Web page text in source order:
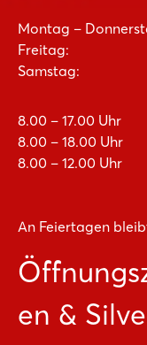
Montag –
Freitag:
Samstag:
8.00 – 17.00 Uhr
8.00 – 18.00 Uhr
8.00 – 12.00 Uhr
An Feiertagen
en &